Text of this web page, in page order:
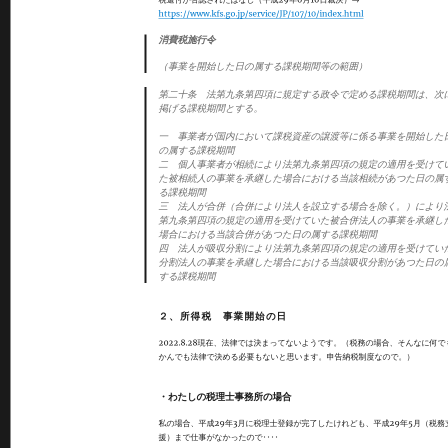
https://www.kfs.go.jp/service/JP/107/10/index.html
消費税施行令
（事業を開始した日の属する課税期間等の範囲）
第二十条 法第九条第四項に規定する政令で定める課税期間は、次
掲げる課税期間とする。
一 事業者が国内において課税資産の譲渡等に係る事業を開始した
の属する課税期間
二 個人事業者が相続により法第九条第四項の規定の適用を受けて
た被相続人の事業を承継した場合における当該相続があつた日の属
る課税期間
三 法人が合併（合併により法人を設立する場合を除く。）により
第九条第四項の規定の適用を受けていた被合併法人の事業を承継し
場合における当該合併があつた日の属する課税期間
四 法人が吸収分割により法第九条第四項の規定の適用を受けてい
分割法人の事業を承継した場合における当該吸収分割があつた日の
する課税期間
２、所得税 事業開始の日
2022.8.28現在、法律では決まってないようです。（税務の場合、そんなに何で
かんでも法律で決める必要もないと思います。申告納税制度なので。）
・わたしの税理士事務所の場合
私の場合、平成29年3月に税理士登録が完了したけれども、平成29年5月（税務
援）まで仕事がなかったので････